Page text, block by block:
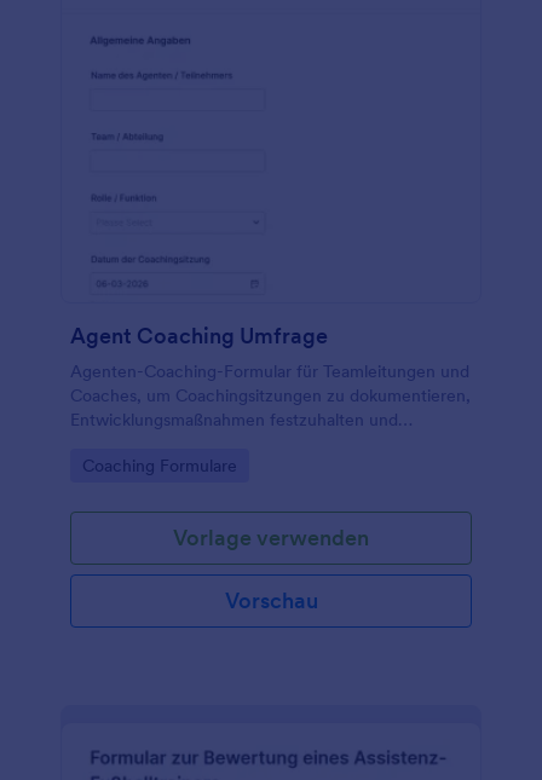
Agent Coaching Umfrage
Agenten-Coaching-Formular für Teamleitungen und
Coaches, um Coachingsitzungen zu dokumentieren,
Entwicklungsmaßnahmen festzuhalten und
Jotform zentral zu bündeln.
Go to Category:
Coaching Formulare
Vorlage verwenden
Vorschau